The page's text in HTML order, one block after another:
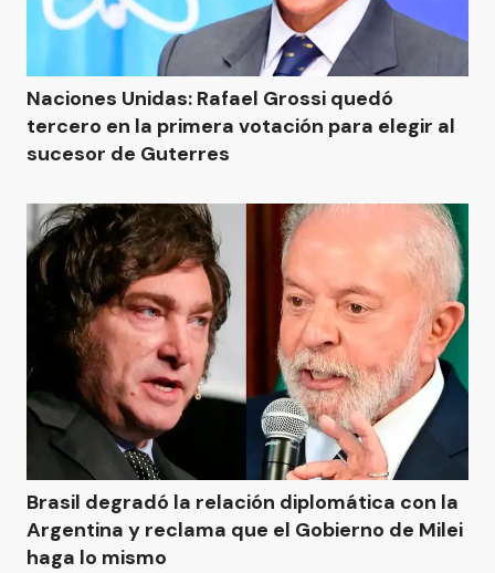
Naciones Unidas: Rafael Grossi quedó
tercero en la primera votación para elegir al
sucesor de Guterres
Brasil degradó la relación diplomática con la
Argentina y reclama que el Gobierno de Milei
haga lo mismo